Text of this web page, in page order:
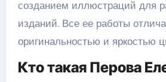
созданием иллюстраций для
изданий. Все ее работы
оригинальностью и яркостью
Кто такая Перова